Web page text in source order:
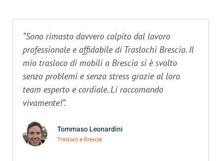
“Sono rimasto davvero colpito dal lavoro
professionale e affidabile di Traslochi Brescia. Il
mio trasloco di mobili a Brescia si è svolto
senza problemi e senza stress grazie al loro
team esperto e cordiale. Li raccomando
vivamente!”.
Tommaso Leonardini
Trasloco a Brescia